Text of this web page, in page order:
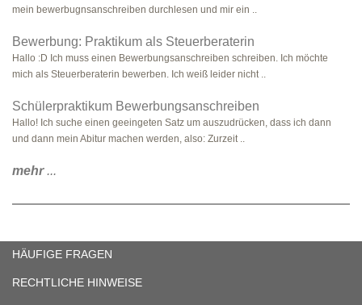
mein bewerbugnsanschreiben durchlesen und mir ein ..
Bewerbung: Praktikum als Steuerberaterin
Hallo :D Ich muss einen Bewerbungsanschreiben schreiben. Ich möchte
mich als Steuerberaterin bewerben. Ich weiß leider nicht ..
Schülerpraktikum Bewerbungsanschreiben
Hallo! Ich suche einen geeingeten Satz um auszudrücken, dass ich dann
und dann mein Abitur machen werden, also: Zurzeit ..
mehr...
HÄUFIGE FRAGEN
RECHTLICHE HINWEISE